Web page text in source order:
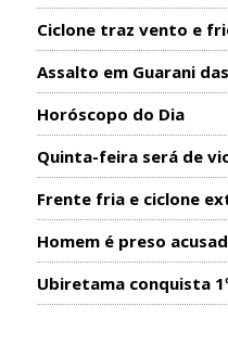
Ciclone traz vento e
Assalto em Guarani
Horóscopo do Dia
Quinta-feira será de
Frente fria e ciclone
Homem é preso
Ubiretama conquista